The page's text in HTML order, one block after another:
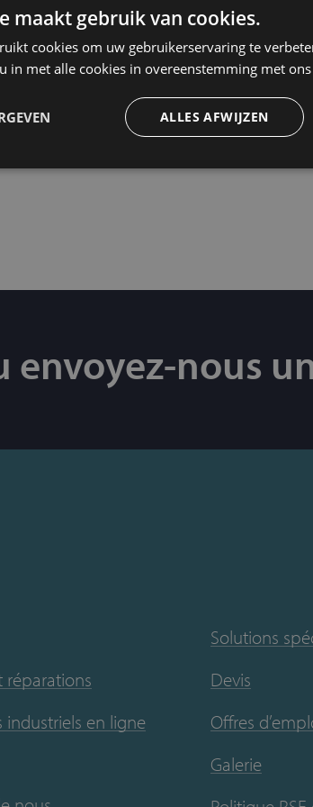
extrajudiciaire d’un litige.
résidez pas dans le même pays que
Les points de contact nationaux
des conseils pratiques et un
l’adresse e‑mail de notre entreprise
pour identifier correctement votre
envoyez-nous
réparations
industriels en ligne
Solutions
Devis
Offres
Galerie
maakt gebruik van cookies.
cookies om uw gebruikerservaring te
in met alle cookies in overeenstemming met
ALLES AFWIJZEN